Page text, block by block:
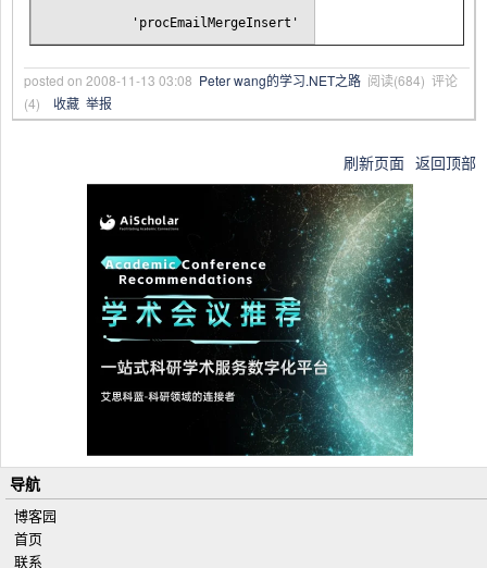
        SELECT TOP 1 Rate
        FROM ClientRate
        WHERE ClientID=@pstrClientID
        AND CategoryID='<ALL>'
        AND DateEnd > @pdteDate
        ORDER BY DateEnd
        'procEmailMergeInsert'
posted on 2008-11-13 03:08 Peter wang的学习.NET之路 阅读(684) 评论
(4) 收藏 举报
刷新页面 返回顶部
导航
博客园
首页
联系